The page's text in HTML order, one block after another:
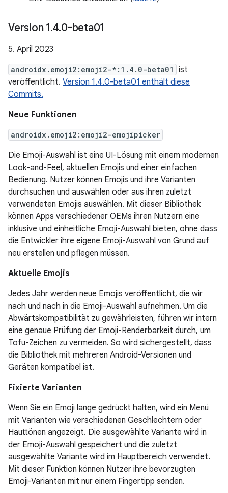
Version 1.4.0-beta01
5. April 2023
androidx.emoji2:emoji2-*:1.4.0-beta01
ist
veröffentlicht. Version 1.4.0-beta01 enthält diese
Commits.
Neue Funktionen
androidx.emoji2:emoji2-emojipicker
Die Emoji-Auswahl ist eine UI-Lösung mit einem modernen
Look-and-Feel, aktuellen Emojis und einer einfachen
Bedienung. Nutzer können Emojis und ihre Varianten
durchsuchen und auswählen oder aus ihren zuletzt
verwendeten Emojis auswählen. Mit dieser Bibliothek
können Apps verschiedener OEMs ihren Nutzern eine
inklusive und einheitliche Emoji-Auswahl bieten, ohne dass
die Entwickler ihre eigene Emoji-Auswahl von Grund auf
neu erstellen und pflegen müssen.
Aktuelle Emojis
Jedes Jahr werden neue Emojis veröffentlicht, die wir
nach und nach in die Emoji-Auswahl aufnehmen. Um die
Abwärtskompatibilität zu gewährleisten, führen wir intern
eine genaue Prüfung der Emoji-Renderbarkeit durch, um
Tofu-Zeichen zu vermeiden. So wird sichergestellt, dass
die Bibliothek mit mehreren Android-Versionen und
Geräten kompatibel ist.
Fixierte Varianten
Wenn Sie ein Emoji lange gedrückt halten, wird ein Menü
mit Varianten wie verschiedenen Geschlechtern oder
Hauttönen angezeigt. Die ausgewählte Variante wird in
der Emoji-Auswahl gespeichert und die zuletzt
ausgewählte Variante wird im Hauptbereich verwendet.
Mit dieser Funktion können Nutzer ihre bevorzugten
Emoji-Varianten mit nur einem Fingertipp senden.